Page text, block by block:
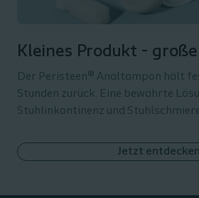
Kleines Produkt -
Der Peristeen® Analtampon hält
Stunden zurück. Eine bewährte
Stuhlinkontinenz und
Jetzt entdecken